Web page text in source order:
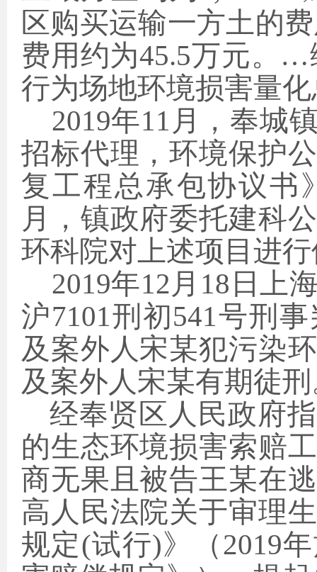
区购买运输一方土的
费用约为45.5万元。
行为场地环境损害量
2019年11月，奉城
招标代理，环境保护
复工程总承包协议书
月，镇政府委托建科
环科院对上述项目进
2019年12月18日上
沪7101刑初541号刑
及案外人宋某犯污染
及案外人宋某有期徒
经奉贤区人民政府
的生态环境损害索赔
商无果且被告王某在
高人民法院关于审理
规定(试行)》（2019